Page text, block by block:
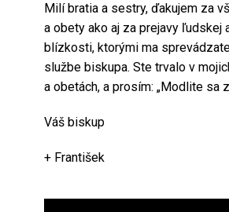
Milí bratia a sestry, ďakujem za
a obety ako aj za prejavy ľudskej
blízkosti, ktorými ma
službe biskupa. Ste trvalo v
a obetách, a prosím: „Modlite sa
Váš biskup
+ František